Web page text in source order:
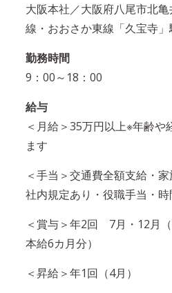
大阪本社／大阪府八尾市北
線・おおさか東線「久宝寺」
勤務時間
9：00～18：00
給与
＜月給＞35万円以上※年齢や
ます
＜手当＞交通費全額支給・
社内規定あり・役職手当・時
＜賞与＞年2回 7月・12月
本給6カ月分）
＜昇給＞年1回（4月）